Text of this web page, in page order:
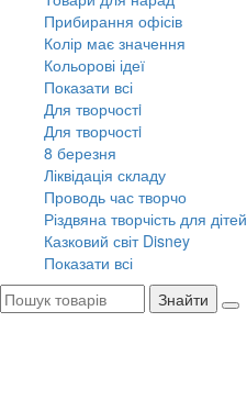
Прибирання офісів
Колір має значення
Кольорові ідеї
Показати всі
Для творчостi
Для творчостi
8 березня
Ліквідація складу
Проводь час творчо
Різдвяна творчість для дітей
Казковий світ Disney
Показати всі
Знайти